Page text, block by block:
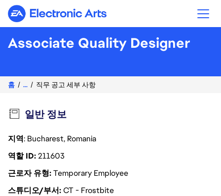
Electronic Arts
Associate Quality Designer
홈 ... 직무 공고 세부 사항
일반 정보
지역: Bucharest, Romania
역할 ID211603
근로자 유형Temporary Employee
스튜디오/부서CT - Frostbite